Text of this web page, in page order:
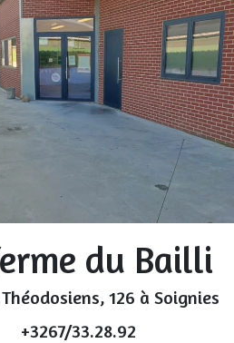
du Bailli
126 à Soignies
+3267/33.28.92